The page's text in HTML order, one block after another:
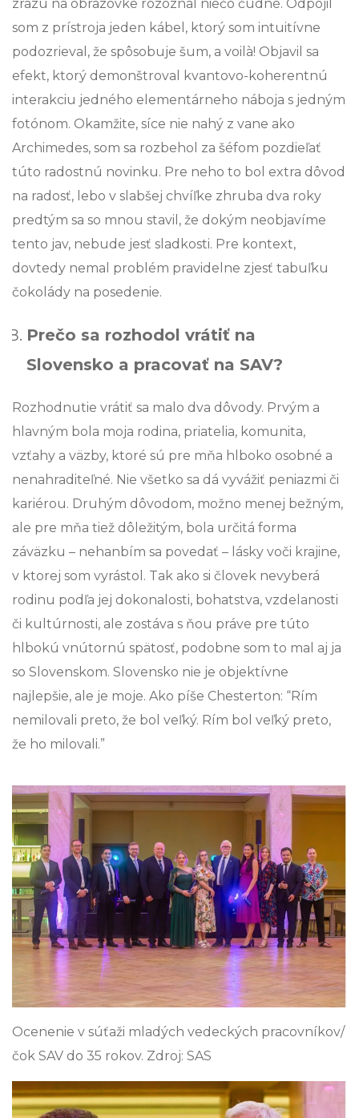
zrazu na obrazovke rozoznal niečo čudné. Odpojil
som z prístroja jeden kábel, ktorý som intuitívne
podozrieval, že spôsobuje šum, a voilà! Objavil sa
efekt, ktorý demonštroval kvantovo-koherentnú
interakciu jedného elementárneho náboja s jedným
fotónom. Okamžite, síce nie nahý z vane ako
Archimedes, som sa rozbehol za šéfom pozdieľať
túto radostnú novinku. Pre neho to bol extra dôvod
na radosť, lebo v slabšej chvíľke zhruba dva roky
predtým sa so mnou stavil, že dokým neobjavíme
tento jav, nebude jesť sladkosti. Pre kontext,
dovtedy nemal problém pravidelne zjesť tabuľku
čokolády na posedenie.
Prečo sa rozhodol vrátiť na
Slovensko a pracovať na SAV?
Rozhodnutie vrátiť sa malo dva dôvody. Prvým a
hlavným bola moja rodina, priatelia, komunita,
vzťahy a väzby, ktoré sú pre mňa hlboko osobné a
nenahraditeľné. Nie všetko sa dá vyvážiť peniazmi či
kariérou. Druhým dôvodom, možno menej bežným,
ale pre mňa tiež dôležitým, bola určitá forma
záväzku – nehanbím sa povedať – lásky voči krajine,
v ktorej som vyrástol. Tak ako si človek nevyberá
rodinu podľa jej dokonalosti, bohatstva, vzdelanosti
či kultúrnosti, ale zostáva s ňou práve pre túto
hlbokú vnútornú spätosť, podobne som to mal aj ja
so Slovenskom. Slovensko nie je objektívne
najlepšie, ale je moje. Ako píše Chesterton: “Rím
nemilovali preto, že bol veľký. Rím bol veľký preto,
že ho milovali.”
Ocenenie v súťaži mladých vedeckých pracovníkov/
čok SAV do 35 rokov. Zdroj: SAS